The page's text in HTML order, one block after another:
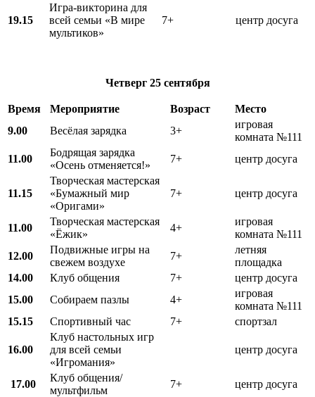
19.15
Игра-викторина для
всей семьи «В мире
мультиков»
7+ центр досуга
Четверг 25 сентября
Время Мероприятие Возраст
Место
9.00
Весёлая зарядка 3+
игровая
комната №111
11.00
Бодрящая зарядка
«Осень отменяется!»
7+ центр досуга
11.15
Творческая мастерская
«Бумажный мир
«Оригами»
7+ центр досуга
11.00
Творческая мастерская
«Ёжик»
4+
игровая
комната №111
12.00
Подвижные игры на
свежем воздухе
7+
летняя
площадка
14.00 Клуб общения 7+
центр досуга
15.00
Собираем пазлы 4+
игровая
комната №111
15.15
Спортивный час 7+ спортзал
16.00
Клуб настольных игр
для всей семьи
«Игромания»
центр досуга
17.00
Клуб общения/
мультфильм
7+
центр досуга